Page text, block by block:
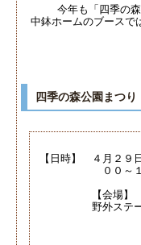
今年も「四季の
中鉢ホームのブースで
四季の森公園まつ
【日時】 ４月２９
００～
【会場
野外ステ